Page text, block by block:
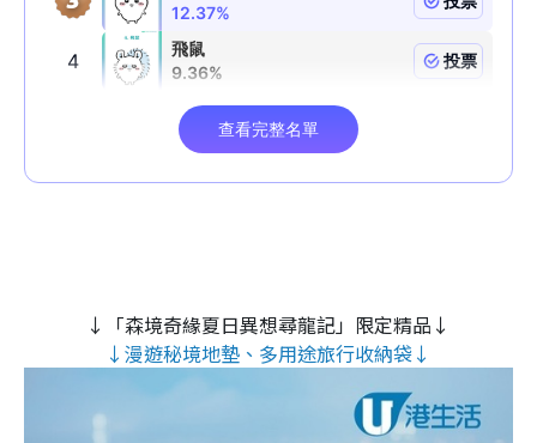
↓「森境奇緣夏日異想尋龍記」限定精品↓
↓漫遊秘境地墊、多用途旅行收納袋↓